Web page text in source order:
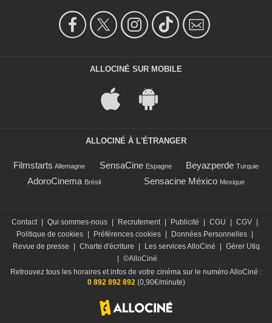
ALLOCINÉ SUR MOBILE
ALLOCINÉ À L'ÉTRANGER
Filmstarts Allemagne SensaCine Espagne Beyazperde Turquie
AdoroCinema Brésil Sensacine México Mexique
Contact Qui sommes-nous Recrutement Publicité CGU CGV
Politique de cookies
Préférences cookies Données Personnelles
Revue de presse
Charte d'écriture Les services AlloCiné
Gérer Utiq
©AlloCiné
Retrouvez tous les horaires et infos de votre cinéma sur le numéro AlloCiné :
0 892 892 892(0,90€/minute)